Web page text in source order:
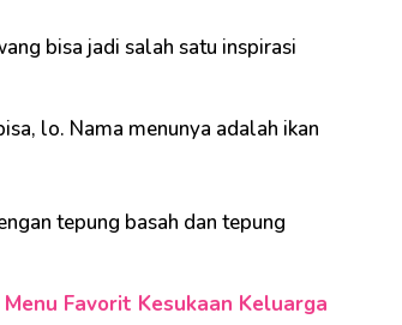
bisa jadi salah satu inspirasi
lo. Nama menunya adalah ikan
tepung basah dan tepung
Favorit Kesukaan Keluarga